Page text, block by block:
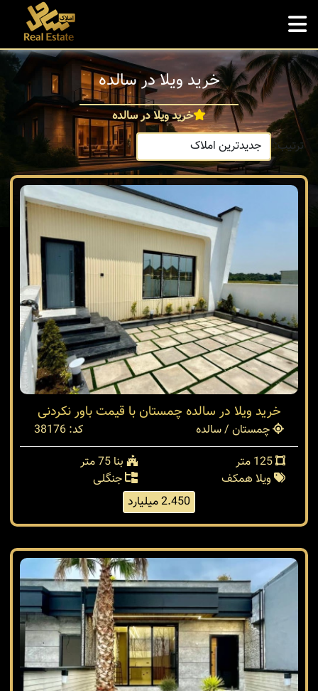
خرید ویلا در سالده
خرید ویلا در سالده
ترتیب:
خرید ویلا در سالده چمستان با قیمت باور نکردنی
چمستان / سالده
کد: 38176
بنا 75 متر
ویلا همکف
جنگلی
2.450 میلیارد